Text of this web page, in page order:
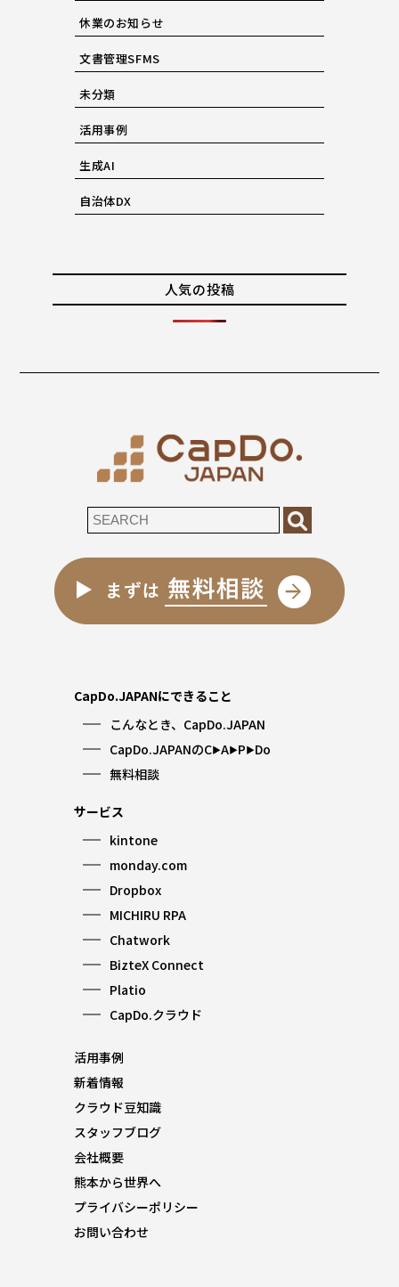
休業のお知らせ
文書管理SFMS
未分類
活用事例
生成AI
自治体DX
人気の投稿
CapDo.JAPANにできること
こんなとき、CapDo.JAPAN
CapDo.JAPANのC▶︎A▶︎P▶︎Do
無料相談
サービス
kintone
monday.com
Dropbox
MICHIRU RPA
Chatwork
BizteX Connect
Platio
CapDo.クラウド
活用事例
新着情報
クラウド豆知識
スタッフブログ
会社概要
熊本から世界へ
プライバシーポリシー
お問い合わせ